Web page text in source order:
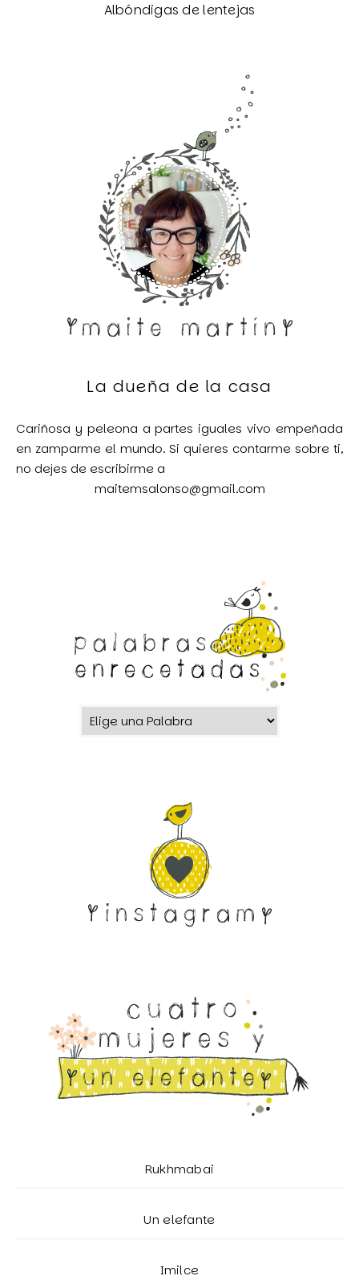
Albóndigas de lentejas
La dueña de la casa
Cariñosa y peleona a partes iguales vivo empeñada
en zamparme el mundo. Si quieres contarme sobre ti,
no dejes de escribirme a
maitemsalonso@gmail.com
Rukhmabai
Un elefante
Imilce